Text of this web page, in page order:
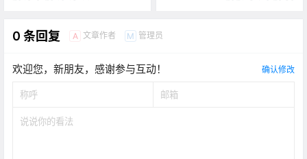
0 条回复 A 文章作者 M 管理员
欢迎您，新朋友，感谢参与互动！ 确认修改